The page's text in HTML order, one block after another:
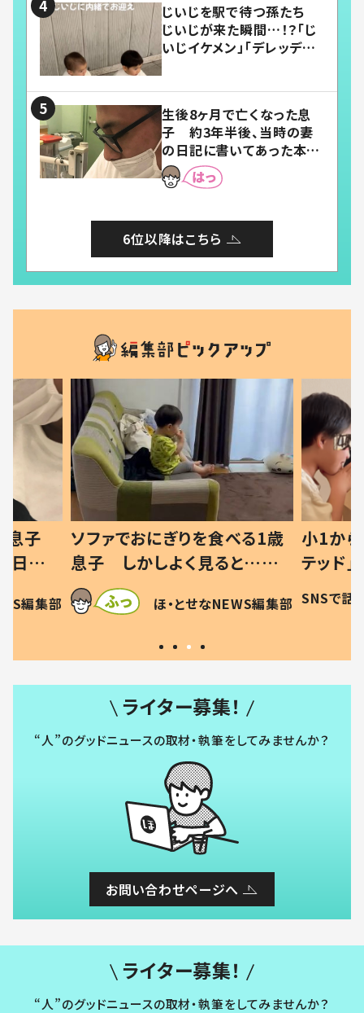
じいじを駅で待つ孫たち
じいじが来た瞬間…！？「じ
いじイケメン」「デレッデレ」
生後8ヶ月で亡くなった息
子 約3年半後、当時の妻
の日記に書いてあった本音
とは
6位以降はこちら
息子
記に
編集部
ソファでおにぎりを食べる1歳
息子 しかしよく見ると…母
「！？」すべてを察した母の投稿
に「可愛いから許す！」「現行
ほ・とせなNEWS編集部
小1から
テッド
食”を
和の親
SNSで話
ライター募集！
“人”のグッドニュースの取材・執筆をしてみませんか？
お問い合わせページへ
ライター募集！
“人”のグッドニュースの取材・執筆をしてみませんか？